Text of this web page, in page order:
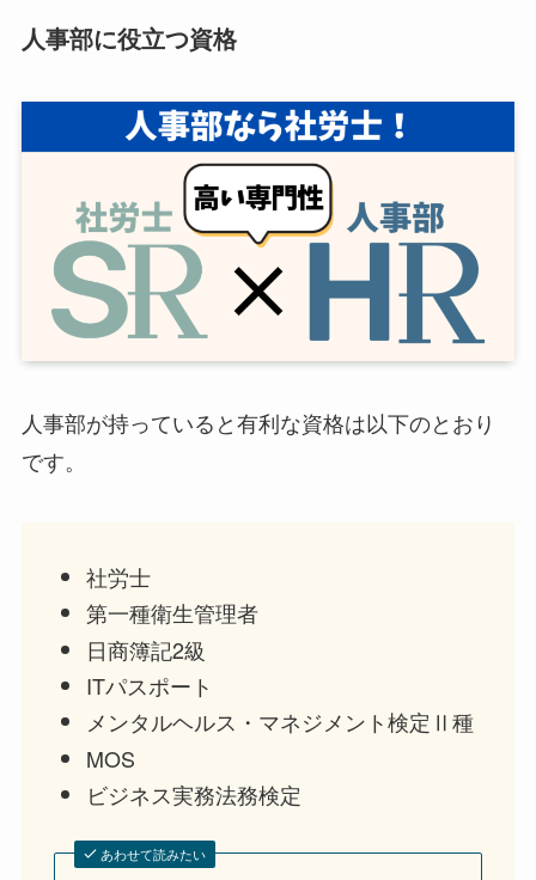
人事部に役立つ資格
人事部が持っていると有利な資格は以下のとおり
です。
社労士
第一種衛生管理者
日商簿記2級
ITパスポート
メンタルヘルス・マネジメント検定Ⅱ種
MOS
ビジネス実務法務検定
あわせて読みたい